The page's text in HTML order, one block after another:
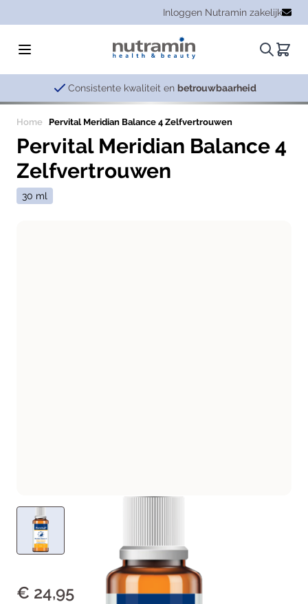
Inloggen Nutramin zakelijk
Zoeken.
Consistente kwaliteit en betrouwbaarheid
Home Pervital Meridian Balance 4 Zelfvertrouwen
Pervital Meridian Balance 4
Zelfvertrouwen
30 ml
€ 24,95